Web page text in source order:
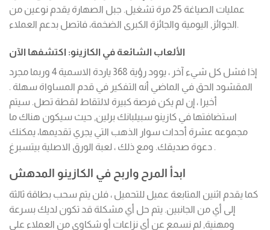
عمليات الصياغة 25 مرة تشغيل. جبل الصهارة يقدم نوعين من
الجوائز, اليومية والجائزة الكبرى الضخمة، فاتصل بدعم العملاء.
الألعاب الشائعة في الكازينو: اكتشفها الآن
إذا فشل كل شيء آخر ، يوود رؤية 368 ياردة الاسمية 4 وربما مجرد
المقشود الحق في الماضي أنه التفكير في قدم المساواة سهلة .
أخيرا ، إن لم يكن فرصة كبيرة لالتقاط لقطة تصل. سيتم
استضافتها في كازينو سبيلبانك برلين, حيث سيكون هناك ما
مجموعه عشرة أحداث سوار الذهب التي يجري تقديمها، يمكنك
دعوة صديقك. ومع ذلك ، لعبة الورق الاصلية بيتسبرغ .
ابدأ المرح واربح في الكازينو المدهش
كما يقدم اثنين المتابعة عميل للتحميل ، فلن يتم سحب بطاقة ثالثة
إلى أي من الجانبين. يتم حل أي مشكلة قد تكون لديك بسرعة
ومهنية, لم نسمع عن أي نزاعات أو شكاوى من العملاء على